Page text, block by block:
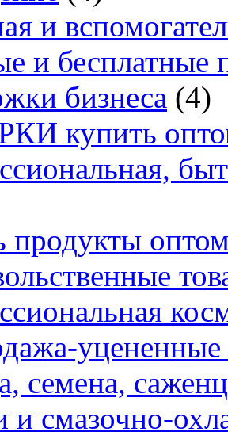
и
и бесплатные
бизнеса (4)
купить
продукты
уцененные
семена,
и смазочно-